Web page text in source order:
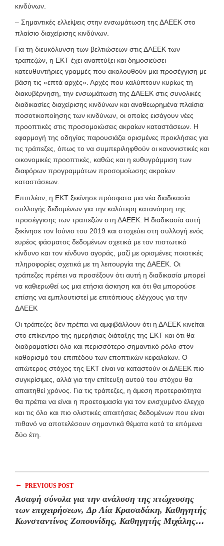
κινδύνων.
– Σημαντικές ελλείψεις στην ενσωμάτωση της ΔΑΕΕΚ στο
πλαίσιο διαχείρισης κινδύνων.
Για τη διευκόλυνση των βελτιώσεων στις ΔΑΕΕΚ των
τραπεζών, η ΕΚΤ έχει αναπτύξει και δημοσιεύσει
κατευθυντήριες γραμμές που ακολουθούν μια προσέγγιση με
βάση τις «επτά αρχές». Αρχές που καλύπτουν κυρίως τη
διακυβέρνηση, την ενσωμάτωση της ΔΑΕΕΚ στις συνολικές
διαδικασίες διαχείρισης κινδύνων και αναθεωρημένα πλαίσια
ποσοτικοποίησης των κινδύνων, οι οποίες εισάγουν νέες
προοπτικές στις προσομοιώσεις ακραίων καταστάσεων. Η
εφαρμογή της οδηγίας παρουσιάζει ορισμένες προκλήσεις για
τις τράπεζες, όπως το να συμπεριληφθούν οι κανονιστικές και
οικονομικές προοπτικές, καθώς και η ευθυγράμμιση των
διαφόρων προγραμμάτων προσομοίωσης ακραίων
καταστάσεων.
Επιπλέον, η ΕΚΤ ξεκίνησε πρόσφατα μια νέα διαδικασία
συλλογής δεδομένων για την καλύτερη κατανόηση της
προσέγγισης των τραπεζών στη ΔΑΕΕΚ. Η διαδικασία αυτή
ξεκίνησε τον Ιούνιο του 2019 και στοχεύει στη συλλογή ενός
ευρέος φάσματος δεδομένων σχετικά με τον πιστωτικό
κίνδυνο και τον κίνδυνο αγοράς, μαζί με ορισμένες ποιοτικές
πληροφορίες σχετικά με τη λειτουργία της ΔΑΕΕΚ. Οι
τράπεζες πρέπει να προσέξουν ότι αυτή η διαδικασία μπορεί
να καθιερωθεί ως μια ετήσια άσκηση και ότι θα μπορούσε
επίσης να εμπλουτιστεί με επιτόπιους ελέγχους για την
ΔΑΕΕΚ
Οι τράπεζες δεν πρέπει να αμφιβάλλουν ότι η ΔΑΕΕΚ κινείται
στο επίκεντρο της ημερήσιας διάταξης της ΕΚΤ και ότι θα
διαδραματίσει όλο και περισσότερο σημαντικό ρόλο στον
καθορισμό του επιπέδου των εποπτικών κεφαλαίων. Ο
απώτερος στόχος της ΕΚΤ είναι να καταστούν οι ΔΑΕΕΚ πιο
συγκρίσιμες, αλλά για την επίτευξη αυτού του στόχου θα
απαιτηθεί χρόνος. Για τις τράπεζες, η άμεση προτεραιότητα
θα πρέπει να είναι η προετοιμασία για τον ενισχυμένο έλεγχο
και τις όλο και πιο ολιστικές απαιτήσεις δεδομένων που είναι
πιθανό να αποτελέσουν σημαντικά θέματα κατά τα επόμενα
δύο έτη.
← PREVIOUS POST
Ασαφή σύνολα για την ανάλυση της πτώχευσης
των επιχειρήσεων, Δρ Λία Κρασαδάκη, Καθηγητής
Κωνσταντίνος Ζοπουνίδης, Καθηγητής Μιχάλης